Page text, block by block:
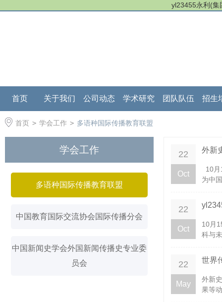
yl23455永利(集
首页 关于我们 公司动态 学术研究 团队队伍 招生
首页 > 学会工作 > 多语种国际传播教育联盟
学会工作
多语种国际传播教育联盟
中国教育国际交流协会国际传播分会
中国新闻史学会外国新闻传播史专业委
员会
22
Oct
外新
10月
为中
22
Oct
​10月
科与
22
May
世界
外新
果等